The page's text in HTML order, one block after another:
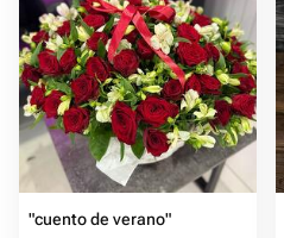
"cuento de verano"